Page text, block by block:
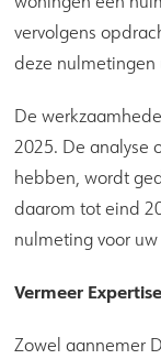
vervolgens
deze nulmetingen
De
2025. De analyse
hebben, wordt
daarom tot eind
nulmeting voor
Vermeer Expertise
Zowel aannemer